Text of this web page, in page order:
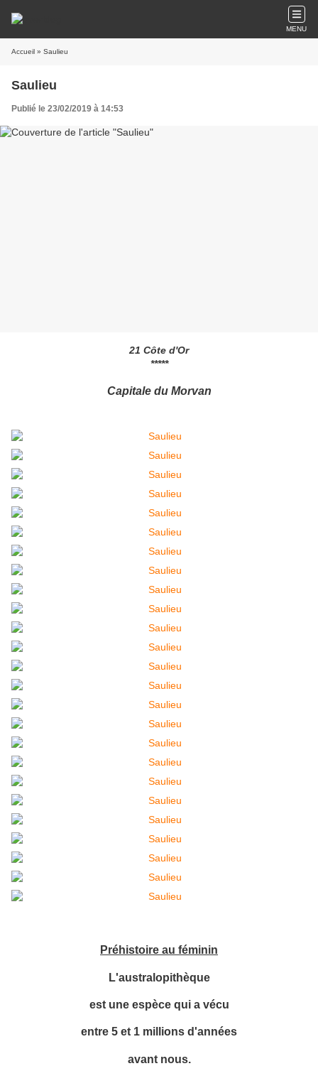
MENU
Accueil » Saulieu
Saulieu
Publié le 23/02/2019 à 14:53
21 Côte d'Or
*****
Capitale du Morvan
Préhistoire au féminin
L'australopithèque
est une espèce qui a vécu
entre 5 et 1 millions d'années
avant nous.